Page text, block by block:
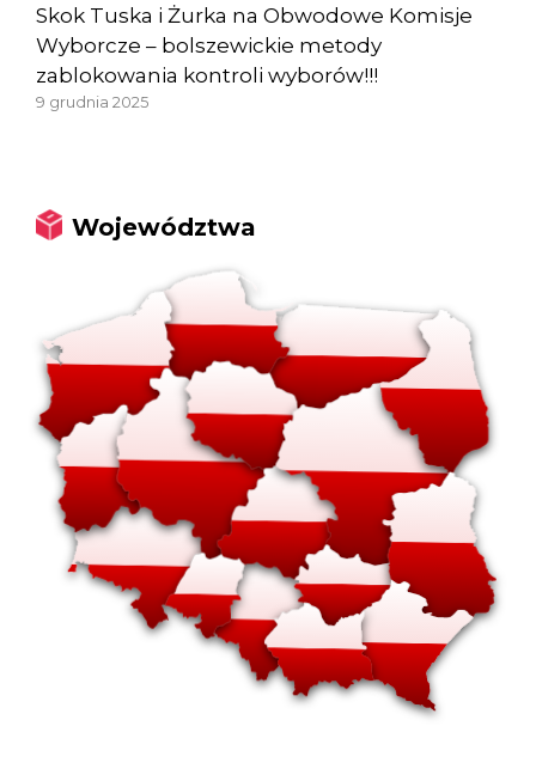
Skok Tuska i Żurka na Obwodowe Komisje
Wyborcze – bolszewickie metody
zablokowania kontroli wyborów!!!
9 grudnia 2025
Województwa